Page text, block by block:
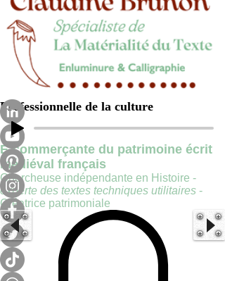
Professionnelle de la culture
E-commerçante du patrimoine écrit
médiéval français
Chercheuse indépendante en Histoire -
experte des textes techniques utilitaires -
Créatrice patrimoniale